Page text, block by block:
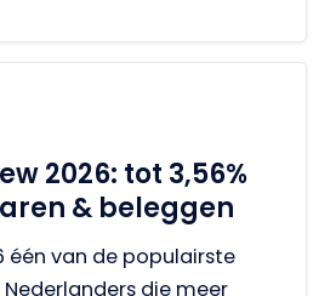
2026: tot 3,56%
& beleggen
één van de populairste
die meer